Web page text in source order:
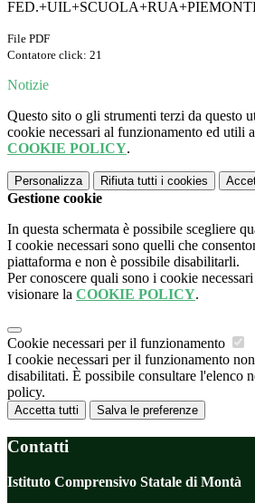
File PDF
Contatore click: 21
Notizie
Questo sito o gli strumenti terzi da questo
cookie necessari al funzionamento ed utili
COOKIE POLICY.
Personalizza Rifiuta tutti i cookies
Gestione cookie
In questa schermata è possibile scegliere
I cookie necessari sono quelli che
piattaforma e non è possibile disabilitarli.
Per conoscere quali sono i cookie
visionare la COOKIE POLICY.
Cookie necessari per il funzionamento
I cookie necessari per il funzionamento
disabilitati. È possibile consultare l'elenco
policy.
Accetta tutti Salva le preferenze
Contatti
Istituto Comprensivo Statale di Montà